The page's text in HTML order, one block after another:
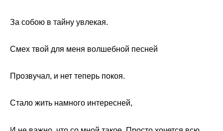
За собою в тайну увлекая.
Смех твой для меня волшебной песней
Прозвучал, и нет теперь покоя.
Стало жить намного интересней,